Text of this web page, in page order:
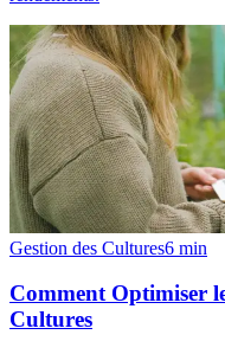
Gestion des Cultures6 min
Comment Optimiser
Cultures